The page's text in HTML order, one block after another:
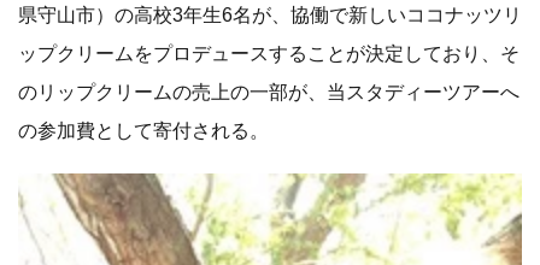
県守山市）の高校3年生6名が、協働で新しいココナッツリ
ップクリームをプロデュースすることが決定しており、そ
のリップクリームの売上の一部が、当スタディーツアーへ
の参加費として寄付される。